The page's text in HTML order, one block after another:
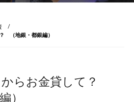
（地銀・都銀編）
らお金貸して？
）